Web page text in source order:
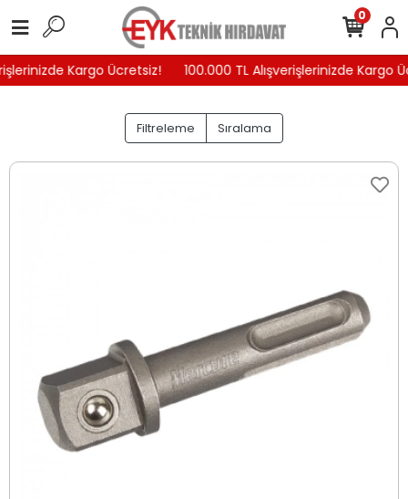
Kargo Ücretsiz! 100.000 TL Alışverişlerinizde Kargo
0
Filtreleme Sıralama